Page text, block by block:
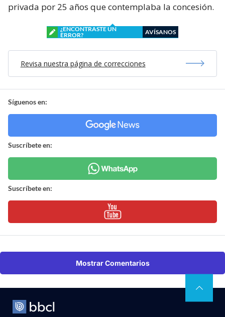
privada por 25 años que contemplaba la concesión.
¿ENCONTRASTE UN
ERROR?
AVÍSANOS
Revisa nuestra página de correcciones
Síguenos en:
Suscríbete en:
Suscríbete en:
Mostrar Comentarios